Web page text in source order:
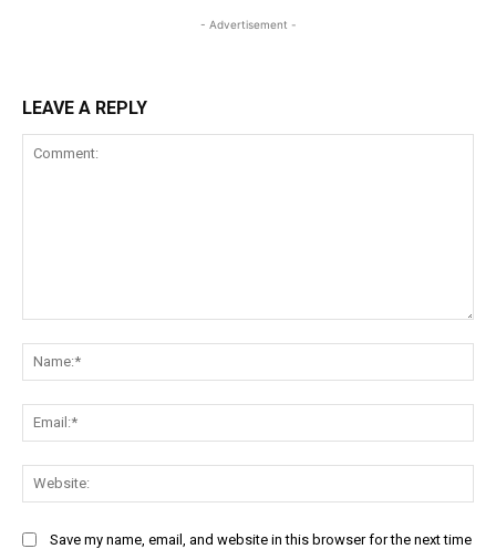
- Advertisement -
LEAVE A REPLY
Save my name, email, and website in this browser for the next time